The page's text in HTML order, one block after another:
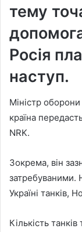
тему
Росія
наступ.
Міністр
країна
NRK.
Зокрема, він
затребуваними.
Україні танків,
Кількість